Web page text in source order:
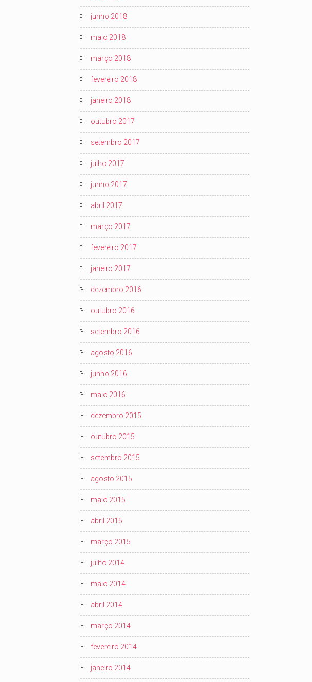
junho 2018
maio 2018
março 2018
fevereiro 2018
janeiro 2018
outubro 2017
setembro 2017
julho 2017
junho 2017
abril 2017
março 2017
fevereiro 2017
janeiro 2017
dezembro 2016
outubro 2016
setembro 2016
agosto 2016
junho 2016
maio 2016
dezembro 2015
outubro 2015
setembro 2015
agosto 2015
maio 2015
abril 2015
março 2015
julho 2014
maio 2014
abril 2014
março 2014
fevereiro 2014
janeiro 2014